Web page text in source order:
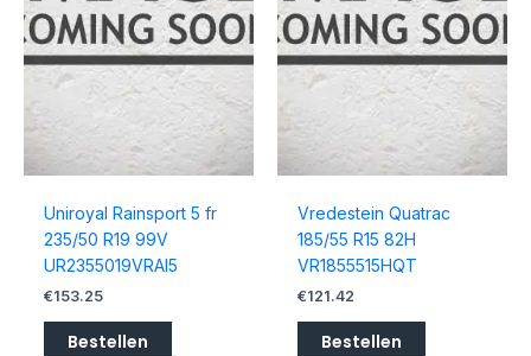
Uniroyal Rainsport 5 fr
235/50 R19 99V
UR2355019VRAI5
€153.25
Bestellen
Vredestein Quatrac
185/55 R15 82H
VR1855515HQT
€121.42
Bestellen